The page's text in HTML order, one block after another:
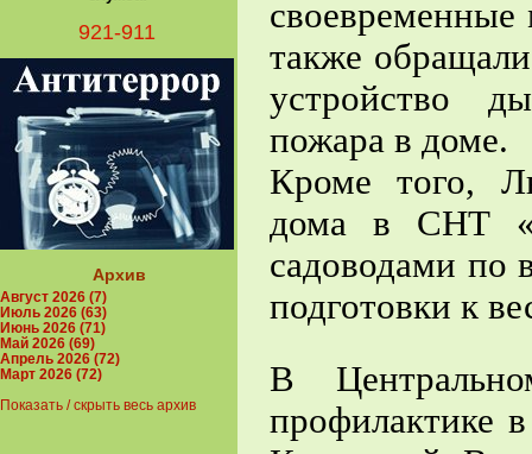
также
устройство
пожара в доме.
Кроме того,
дома в СНТ
садоводами по
подготовки к
В
профилактике
921-911
Архив
Август 2026 (7)
Июль 2026 (63)
Июнь 2026 (71)
Май 2026 (69)
Апрель 2026 (72)
Март 2026 (72)
Показать / скрыть весь архив